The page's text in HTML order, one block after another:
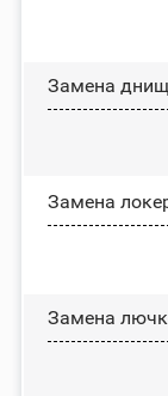
Замена
Замена
Замена